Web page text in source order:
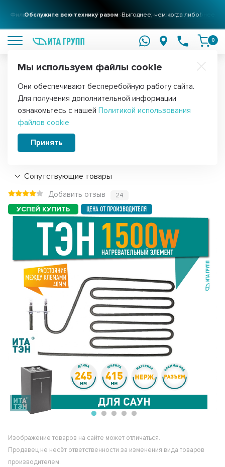
Обслужите всю технику разомВыгоднее, чем когда либо!
Фильтры для вашего домаРешения для очистки воды подробнее
0
Главная Запчасти для воздушного оборудования ТЭНы для
ТЭН для печей 1500W Harvia, Sawo
(110-ZSS, HTS009HR, ZSS-ZZ0), 21110
Подробнее
Сопутствующие товары
Добавить отзыв 24
Изображение товаров на сайте может отличаться.
Продавец не несёт ответственности за изменения вида товаров
производителем.
Мы используем файлы cookie
Они обеспечивают бесперебойную работу сайта.
Для получения дополнительной информации
ознакомьтесь с нашей Политикой использования
файлов cookie
Принять